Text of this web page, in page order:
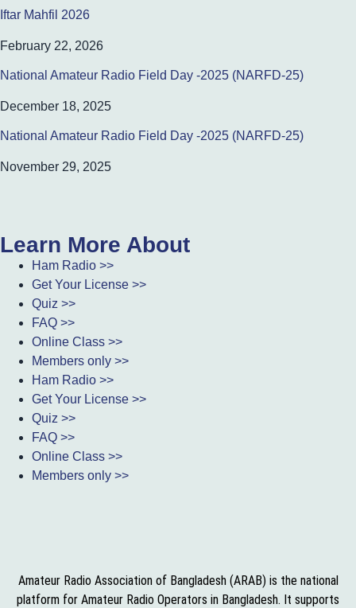
Iftar Mahfil 2026
February 22, 2026
National Amateur Radio Field Day -2025 (NARFD-25)
December 18, 2025
National Amateur Radio Field Day -2025 (NARFD-25)
November 29, 2025
Learn More About
Ham Radio >>
Get Your License >>
Quiz >>
FAQ >>
Online Class >>
Members only >>
Ham Radio >>
Get Your License >>
Quiz >>
FAQ >>
Online Class >>
Members only >>
Amateur Radio Association of Bangladesh (ARAB) is the national
platform for Amateur Radio Operators in Bangladesh. It supports